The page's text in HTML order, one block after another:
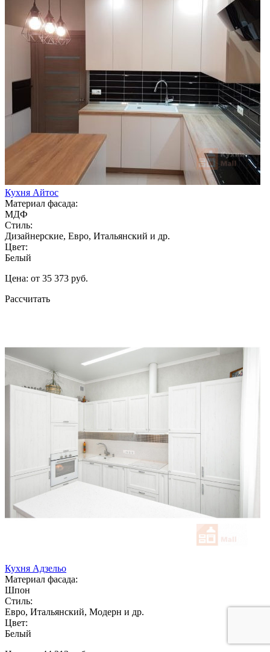
Кухня Айтос
Материал фасада:
МДФ
Стиль:
Дизайнерские, Евро, Итальянский и др.
Цвет:
Белый
Цена: от 35 373 руб.
Рассчитать
Кухня Адзельо
Материал фасада:
Шпон
Стиль:
Евро, Итальянский, Модерн и др.
Цвет:
Белый